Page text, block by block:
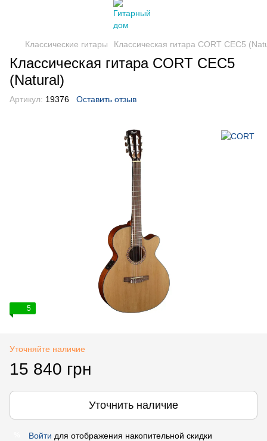
Классические гитары Классическая гитара CORT CEC5
Классическая гитара CORT CEC5
(Natural)
Артикул: 19376 Оставить отзыв
5
Уточняйте наличие
15 840 грн
Уточнить наличие
Войти для отображения накопительной скидки